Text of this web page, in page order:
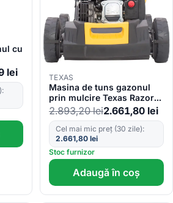
cu
lei TEXAS
Masina de tuns gazonul
prin mulcire Texas Razor
4810TR/M, benzina 3CP,
latime lucru 480mm,
autopropulsata, reglaj
central 5 pozitii
2.893,20lei2.661,80 lei
Cel mai mic preț (30 zile):
2.661,80 lei
Stoc furnizor
Adaugă în coș